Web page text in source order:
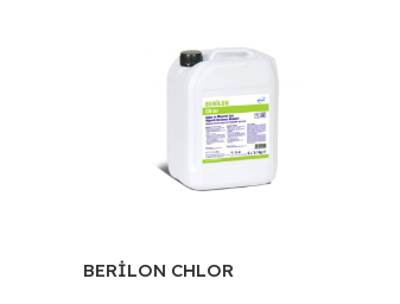
BERİLON CHLOR